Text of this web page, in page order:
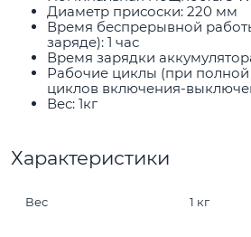
Диаметр присоски: 220 мм
Время беспрерывной
заряде): 1 час
Время зарядки
Рабочие циклы (при полной
циклов включения-
Вес: 1кг
Характеристики
Вес 1 кг